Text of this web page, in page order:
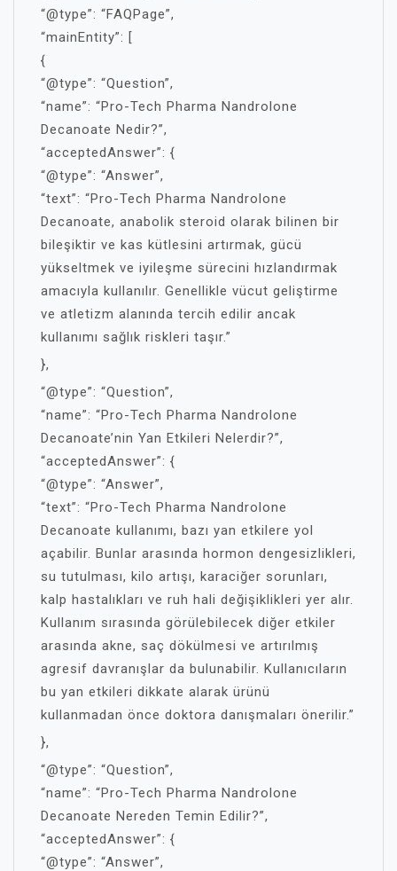
“@type”: “FAQPage”,
“mainEntity”: [
{
“@type”: “Question”,
“name”: “Pro-Tech Pharma Nandrolone
Decanoate Nedir?”,
“acceptedAnswer”: {
“@type”: “Answer”,
“text”: “Pro-Tech Pharma Nandrolone
Decanoate, anabolik steroid olarak bilinen bir
bileşiktir ve kas kütlesini artırmak, gücü
yükseltmek ve iyileşme sürecini hızlandırmak
amacıyla kullanılır. Genellikle vücut geliştirme
ve atletizm alanında tercih edilir ancak
kullanımı sağlık riskleri taşır.”
},
“@type”: “Question”,
“name”: “Pro-Tech Pharma Nandrolone
Decanoate’nin Yan Etkileri Nelerdir?”,
“acceptedAnswer”: {
“@type”: “Answer”,
“text”: “Pro-Tech Pharma Nandrolone
Decanoate kullanımı, bazı yan etkilere yol
açabilir. Bunlar arasında hormon dengesizlikleri,
su tutulması, kilo artışı, karaciğer sorunları,
kalp hastalıkları ve ruh hali değişiklikleri yer alır.
Kullanım sırasında görülebilecek diğer etkiler
arasında akne, saç dökülmesi ve artırılmış
agresif davranışlar da bulunabilir. Kullanıcıların
bu yan etkileri dikkate alarak ürünü
kullanmadan önce doktora danışmaları önerilir.”
},
“@type”: “Question”,
“name”: “Pro-Tech Pharma Nandrolone
Decanoate Nereden Temin Edilir?”,
“acceptedAnswer”: {
“@type”: “Answer”,